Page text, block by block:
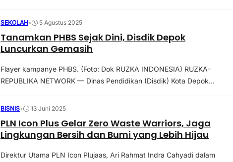
SEKOLAH• 5 Agustus 2025
Tanamkan PHBS Sejak Dini, Disdik Depok
Luncurkan Gemasih
Flayer kampanye PHBS. (Foto: Dok RUZKA INDONESIA) RUZKA-
REPUBLIKA NETWORK — Dinas Pendidikan (Disdik) Kota Depok...
BISNIS• 13 Juni 2025
PLN Icon Plus Gelar Zero Waste Warriors, Jaga
Lingkungan Bersih dan Bumi yang Lebih Hijau
Direktur Utama PLN Icon Plujaas, Ari Rahmat Indra Cahyadi dalam